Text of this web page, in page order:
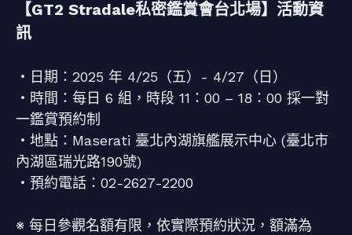
【GT2 Stradale私密鑑賞會台北場】活動資
訊
・日期：2025 年 4/25（五）- 4/27（日）
・時間：每日 6 組，時段 11：00 – 18：00 採一對
一鑑賞預約制
・地點：Maserati 臺北內湖旗艦展示中心 (臺北市
內湖區瑞光路190號)
・預約電話：02-2627-2200
※ 每日參觀名額有限，依實際預約狀況，額滿為